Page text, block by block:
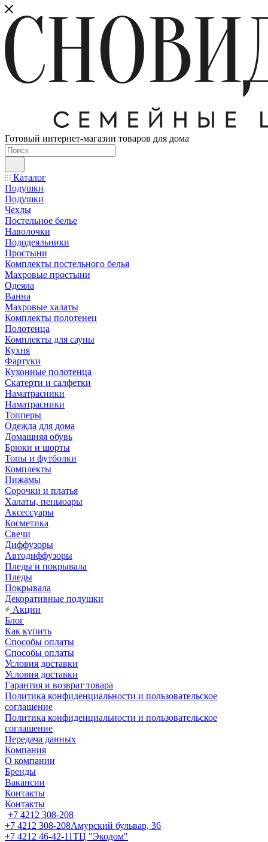
Готовый интернет-магазин товаров для дома
Каталог
Подушки
Подушки
Чехлы
Постельное белье
Наволочки
Пододеяльники
Простыни
Комплекты постельного белья
Махровые простыни
Одеяла
Ванна
Махровые халаты
Комплекты полотенец
Полотенца
Комплекты для сауны
Кухня
Фартуки
Кухонные полотенца
Скатерти и салфетки
Наматрасники
Наматрасники
Топперы
Одежда для дома
Домашняя обувь
Брюки и шорты
Топы и футболки
Комплекты
Пижамы
Сорочки и платья
Халаты, пеньюары
Аксессуары
Косметика
Свечи
Диффузоры
Автодиффузоры
Пледы и покрывала
Пледы
Покрывала
Декоративные подушки
Акции
Блог
Как купить
Способы оплаты
Способы оплаты
Условия доставки
Условия доставки
Гарантия и возврат товара
Политика конфиденциальности и пользовательское
соглашение
Политика конфиденциальности и пользовательское
соглашение
Передача данных
Компания
О компании
Бренды
Вакансии
Контакты
Контакты
+7 4212 308-208
+7 4212 308-208Амурский бульвар, 36
+7 4212 46-42-11ТЦ "Экодом"